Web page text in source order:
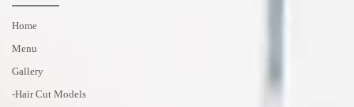
Home
Menu
Gallery
-hair Cut Models